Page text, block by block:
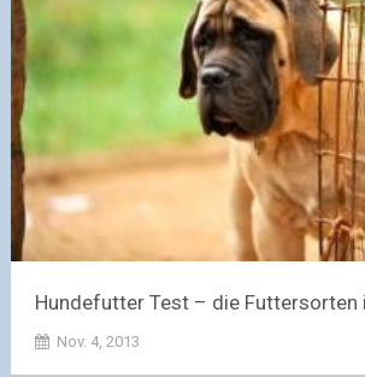
Hundefutter Test – die Futtersorten
Nov. 4, 2013